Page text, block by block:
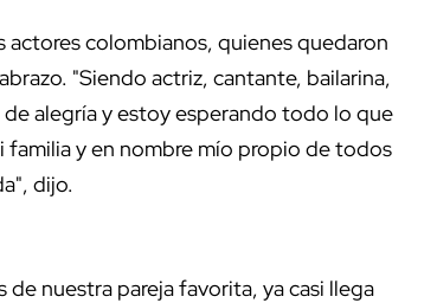
actores colombianos, quienes quedaron
"Siendo actriz, cantante, bailarina,
de alegría y estoy esperando todo lo que
familia y en nombre mío propio de todos
dijo.
de nuestra pareja favorita, ya casi llega